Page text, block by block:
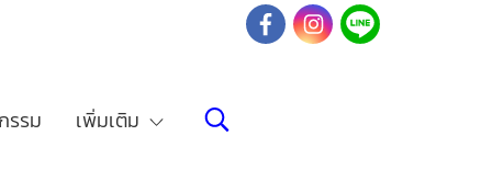
รรม เพิ่มเติม